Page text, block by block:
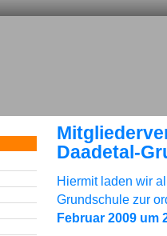
Daadetal-
Hiermit laden wir
Grundschule zur
Februar 2009 um